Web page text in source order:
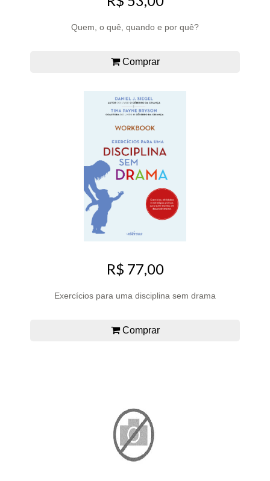
Quem, o quê, quando e por quê?
Comprar
R$ 77,00
Exercícios para uma disciplina sem drama
Comprar